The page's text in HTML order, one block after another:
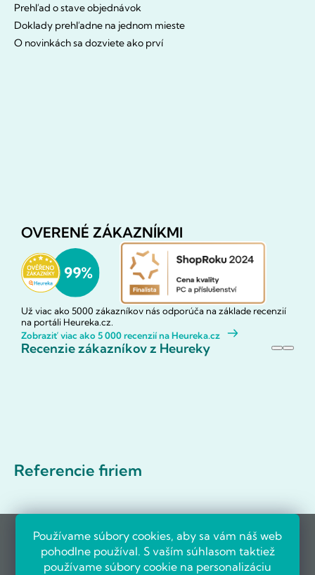
Používame súbory cookies, aby sa vám náš web
pohodlne používal. S vaším súhlasom taktiež
používame súbory cookie na personalizáciu
Prehľad o stave objednávok
Doklady prehľadne na jednom mieste
O novinkách sa dozviete ako prví
OVERENÉ ZÁKAZNÍKMI
Už viac ako 5000 zákazníkov nás odporúča na základe recenzií
na portáli Heureka.cz.
Zobraziť viac ako 5 000 recenzií na Heureka.cz
Recenzie zákazníkov z Heureky
Referencie firiem